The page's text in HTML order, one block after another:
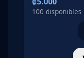
100 disponibles